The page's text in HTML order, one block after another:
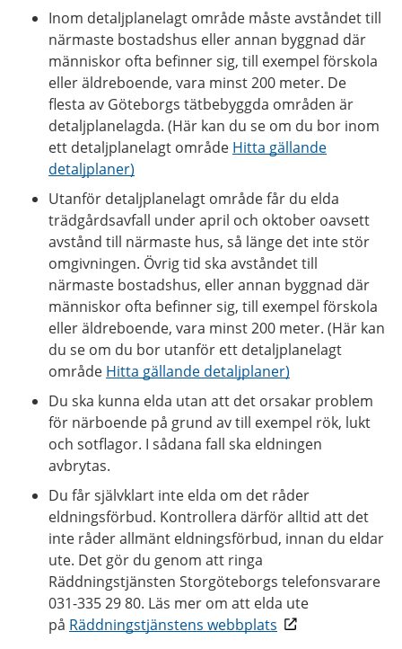
Inom detaljplanelagt område måste avståndet till
närmaste bostadshus eller annan byggnad där
människor ofta befinner sig, till exempel förskola
eller äldreboende, vara minst 200 meter. De
flesta av Göteborgs tätbebyggda områden är
detaljplanelagda. (Här kan du se om du bor inom
ett detaljplanelagt område Hitta gällande
detaljplaner)
Utanför detaljplanelagt område får du elda
trädgårdsavfall under april och oktober oavsett
avstånd till närmaste hus, så länge det inte stör
omgivningen. Övrig tid ska avståndet till
närmaste bostadshus, eller annan byggnad där
människor ofta befinner sig, till exempel förskola
eller äldreboende, vara minst 200 meter. (Här kan
du se om du bor utanför ett detaljplanelagt
område Hitta gällande detaljplaner)
Du ska kunna elda utan att det orsakar problem
för närboende på grund av till exempel rök, lukt
och sotflagor. I sådana fall ska eldningen
avbrytas.
Du får självklart inte elda om det råder
eldningsförbud. Kontrollera därför alltid att det
inte råder allmänt eldningsförbud, innan du eldar
ute. Det gör du genom att ringa
Räddningstjänsten Storgöteborgs telefonsvarare
031-335 29 80. Läs mer om att elda ute
på Räddningstjänstens webbplats